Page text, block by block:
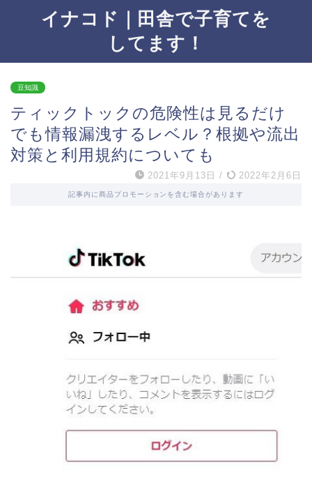
イナコド｜田舎で子育てを
してます！
豆知識
ティックトックの危険性は見るだけ
でも情報漏洩するレベル？根拠や流出
対策と利用規約についても
2021年9月13日 / 2022年2月6日
記事内に商品プロモーションを含む場合があります